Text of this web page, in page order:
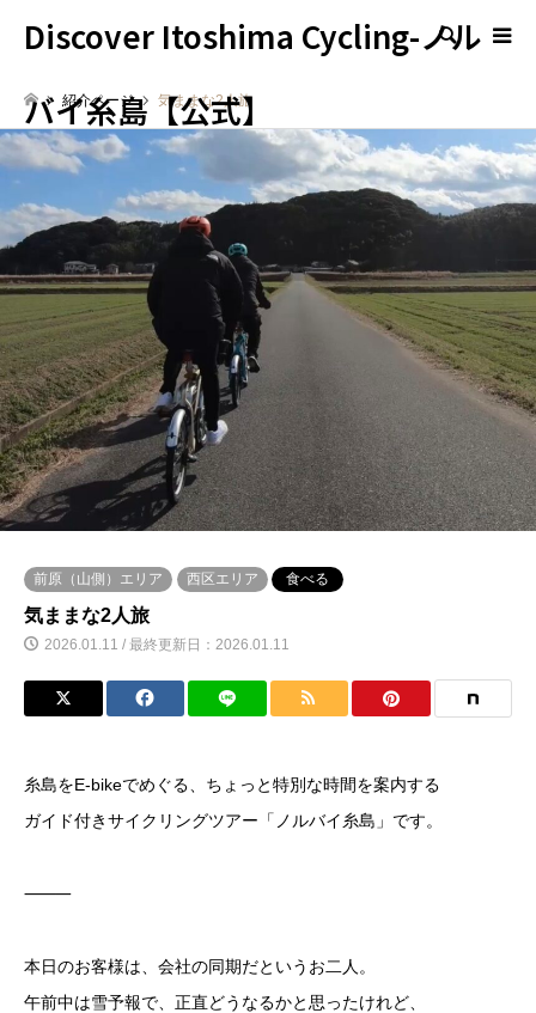
Discover Itoshima Cycling-ノル
バイ糸島【公式】
検索
紹介ページ 気ままな2人旅
前原（山側）エリア 西区エリア 食べる
気ままな2人旅
2026.01.11 / 最終更新日：2026.01.11
糸島をE-bikeでめぐる、ちょっと特別な時間を案内する
ガイド付きサイクリングツアー「ノルバイ糸島」です。
⸻
本日のお客様は、会社の同期だというお二人。
午前中は雪予報で、正直どうなるかと思ったけれど、